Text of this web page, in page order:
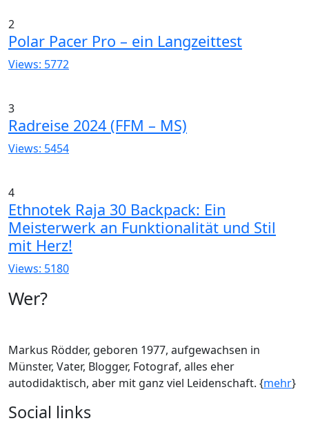
2
Polar Pacer Pro – ein Langzeittest
Views: 5772
3
Radreise 2024 (FFM – MS)
Views: 5454
4
Ethnotek Raja 30 Backpack: Ein
Meisterwerk an Funktionalität und Stil
mit Herz!
Views: 5180
Wer?
Markus Rödder, geboren 1977, aufgewachsen in
Münster, Vater, Blogger, Fotograf, alles eher
autodidaktisch, aber mit ganz viel Leidenschaft. {mehr}
Social links